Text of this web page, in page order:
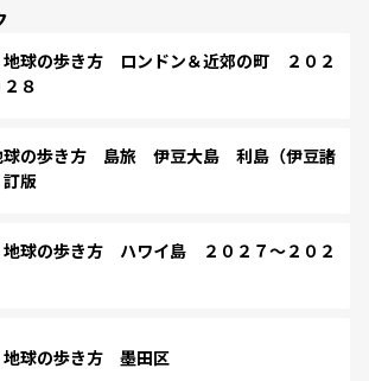
球の歩き方 ロンドン＆近郊の町 ２０２
８
の歩き方 島旅 伊豆大島 利島（伊豆諸
版
球の歩き方 ハワイ島 ２０２７～２０２
球の歩き方 墨田区